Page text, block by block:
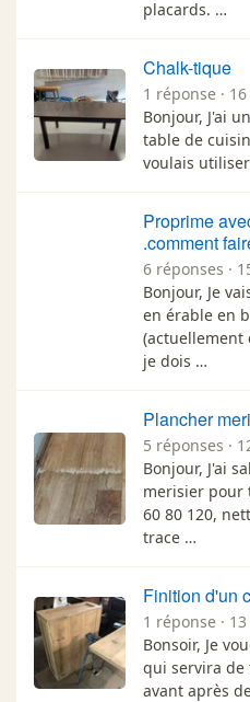
placards. …
Chalk-tique
1 réponse ·
Bonjour, J'ai
table de
voulais
Proprime
.comment
6 réponses ·
Bonjour, Je
en érable en
(actuellement
je dois …
Plancher
5 réponses ·
Bonjour, J'ai
merisier pour
60 80 120,
trace …
Finition d'un
1 réponse ·
Bonsoir, Je
qui servira de
avant après